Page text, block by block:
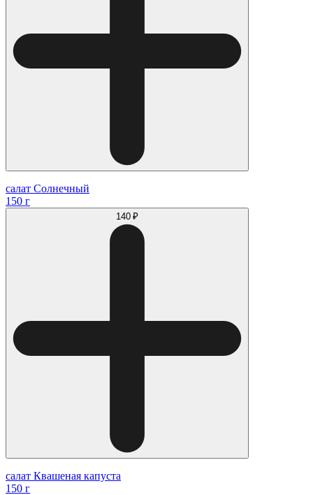
салат Солнечный
150 г
140 ₽
салат Квашеная капуста
150 г